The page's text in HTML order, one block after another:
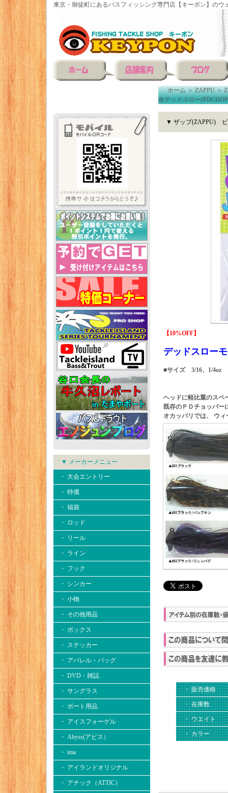
東京・御徒町にあるバスフィッシング専門店【キーポン】のウ
▼ メーカーメニュー
・ 大会エントリー
・ 特価
・ 福袋
・ ロッド
・ リール
・ ライン
・ フック
・ シンカー
・ 小物
・ その他用品
・ ボックス
・ ステッカー
・ アパレル・バッグ
・ DVD・雑誌
・ サングラス
・ ボート用品
・ アイスフォーゲル
・ Abyss(アビス）
・ ima
・ アイランドオリジナル
・ アチック（ATTIC）
ホーム＞ZAPPU＞
改デッドスロー
▼ ザップ(ZAPPU) ピ
【10%OFF】
デッドスロー
■サイズ 3/16、1/4oz
ヘッドに軽比重のスペ
既存のＰＤチョッパー
オカッパリでは、 ウ
・ 販売価格
・ 在庫数
・ ウエイト
・ カラー